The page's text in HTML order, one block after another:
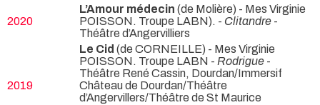
2020
L’Amour médecin (de Molière) - Mes Virginie
POISSON. Troupe LABN). - Clitandre -
Théâtre d’Angervilliers
2019
Le Cid (de CORNEILLE) - Mes Virginie
POISSON. Troupe LABN - Rodrigue -
Théâtre René Cassin, Dourdan/Immersif
Château de Dourdan/Théâtre
d’Angervillers/Théâtre de St Maurice